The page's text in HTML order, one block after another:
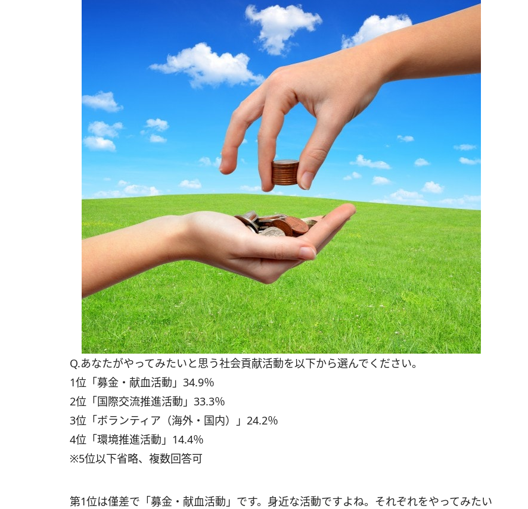
Q.あなたがやってみたいと思う社会貢献活動を以下から選んでください。
1位「募金・献血活動」34.9％
2位「国際交流推進活動」33.3％
3位「ボランティア（海外・国内）」24.2％
4位「環境推進活動」14.4％
※5位以下省略、複数回答可
第1位は僅差で「募金・献血活動」です。身近な活動ですよね。それぞれをやってみたい